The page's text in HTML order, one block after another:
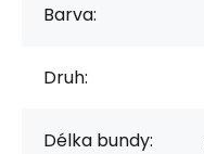
Barva:
Druh:
Délka bundy: